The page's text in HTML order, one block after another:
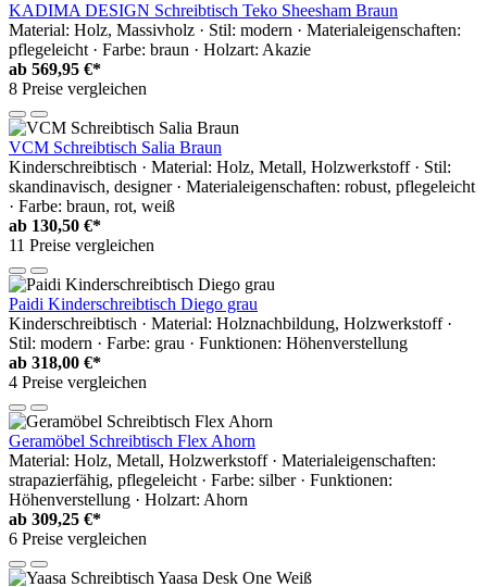
KADIMA DESIGN Schreibtisch Teko Sheesham Braun
Material: Holz, Massivholz · Stil: modern · Materialeigenschaften:
pflegeleicht · Farbe: braun · Holzart: Akazie
ab 569,95 €*
8 Preise vergleichen
VCM Schreibtisch Salia Braun
Kinderschreibtisch · Material: Holz, Metall, Holzwerkstoff · Stil:
skandinavisch, designer · Materialeigenschaften: robust, pflegeleicht
· Farbe: braun, rot, weiß
ab 130,50 €*
11 Preise vergleichen
Paidi Kinderschreibtisch Diego grau
Kinderschreibtisch · Material: Holznachbildung, Holzwerkstoff ·
Stil: modern · Farbe: grau · Funktionen: Höhenverstellung
ab 318,00 €*
4 Preise vergleichen
Geramöbel Schreibtisch Flex Ahorn
Material: Holz, Metall, Holzwerkstoff · Materialeigenschaften:
strapazierfähig, pflegeleicht · Farbe: silber · Funktionen:
Höhenverstellung · Holzart: Ahorn
ab 309,25 €*
6 Preise vergleichen